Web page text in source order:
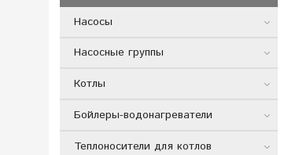
Насосы
Насосные группы
Котлы
Бойлеры-водонагреватели
Теплоносители для котлов